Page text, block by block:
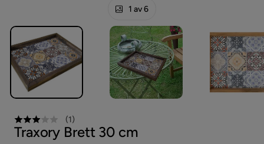
1 av 6
(1)
Traxory Brett 30 cm